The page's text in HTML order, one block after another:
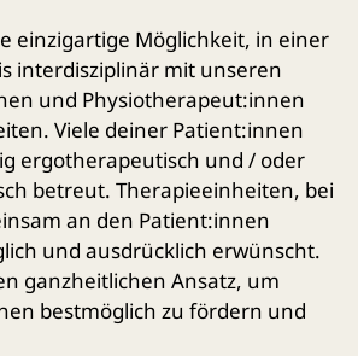
einzigartige Möglichkeit, in einer
interdisziplinär mit unseren
und Physiotherapeut:innen
Viele deiner Patient:innen
ergotherapeutisch und / oder
betreut. Therapieeinheiten, bei
an den Patient:innen
und ausdrücklich erwünscht.
ganzheitlichen Ansatz, um
bestmöglich zu fördern und